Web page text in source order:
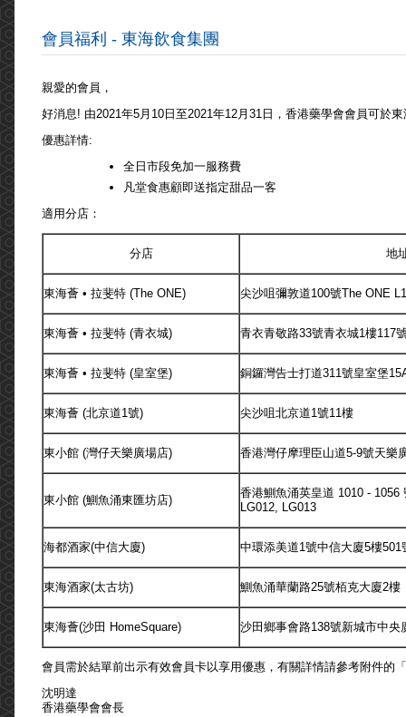
會員福利 - 東海飲食集團
親愛的會員，
好消息! 由2021年5月10日至2021年12月31日，香港藥學會會員可於
優惠詳情:
全日市段免加一服務費
凡堂食惠顧即送指定甜品一客
適用分店：
分店 地
東海薈 • 拉斐特 (The ONE) 尖沙咀彌敦道100號The ONE
東海薈 • 拉斐特 (青衣城) 青衣青敬路33號青衣城1樓117
東海薈 • 拉斐特 (皇室堡) 銅鑼灣告士打道311號皇室堡
東海薈 (北京道1號) 尖沙咀北京道1號11樓
東小館 (灣仔天樂廣場店) 香港灣仔摩理臣山道5-9號天樂
東小館 (鰂魚涌東匯坊店)
香港鰂魚涌英皇道 1010 - 1056
LG012, LG013
海都酒家(中信大廈) 中環添美道1號中信大廈5樓501
東海酒家(太古坊) 鰂魚涌華蘭路25號栢克大廈2樓
東海薈(沙田 HomeSquare) 沙田鄉事會路138號新城市中央
會員需於結單前出示有效會員卡以享用優惠，有關詳情請參考附件的「
沈明達
香港藥學會會長